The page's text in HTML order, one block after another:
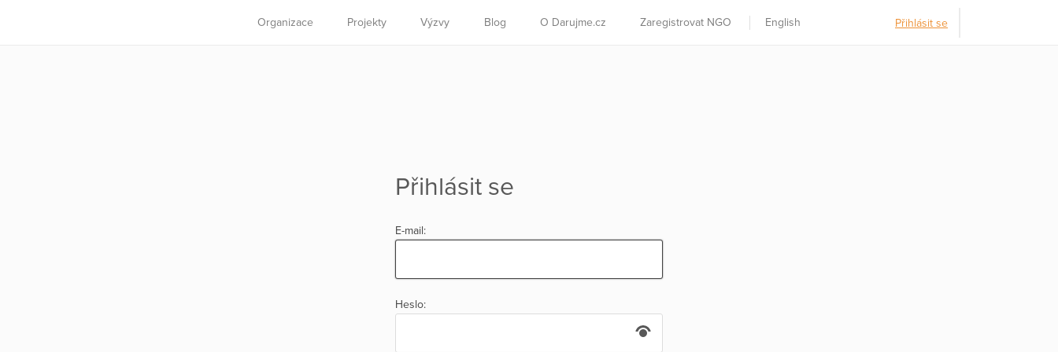
Organizace Projekty Výzvy Blog O Darujme.cz Zaregistrovat NGO English Přihlásit se
Přihlásit se
E-mail:
Heslo: